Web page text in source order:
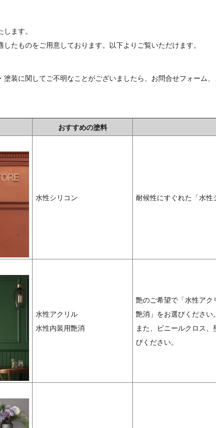
ます。
たものをご用意しております。以下よりご覧いただけます。
装に関してご不明なことがございましたら、お問合せフォーム
おすすめの塗料
水性シリコン 耐候性にすぐれた「水性
水性アクリル
水性内装用艶消
艶のご希望で「水性ア
艶消」をお選びください。
また、ビニールクロス
びください。